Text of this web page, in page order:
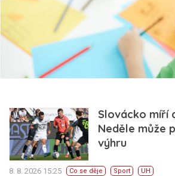
Slovácko míří
Neděle může
výhru
8. 8. 2026 15:25 Co se děje Sport UH